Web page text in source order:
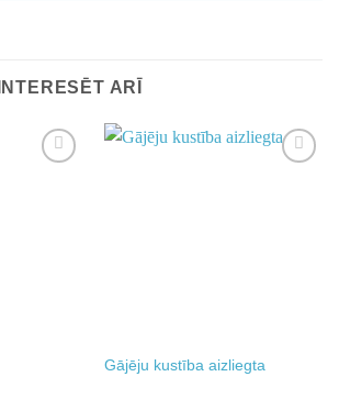
ARĪ
Gājēju kustība aizliegta